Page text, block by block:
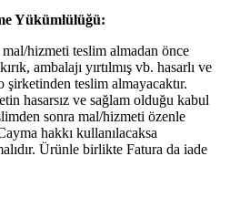
Yükümlülüğü:
mal/hizmeti teslim almadan önce
ambalajı yırtılmış vb. hasarlı ve
şirketinden teslim almayacaktır.
hasarsız ve sağlam olduğu kabul
sonra mal/hizmeti özenle
hakkı kullanılacaksa
Ürünle birlikte Fatura da iade